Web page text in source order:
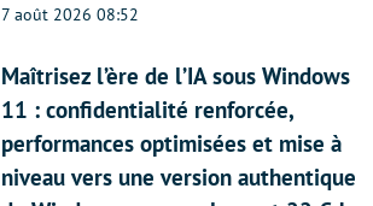
7 août 2026 08:52
Maîtrisez l’ère de l’IA sous Windows
11 : confidentialité renforcée,
performances optimisées et mise à
niveau vers une version authentique